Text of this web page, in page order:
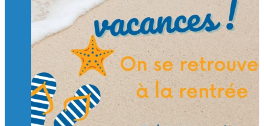
et contribuons ensemble à former les générations
d’ingénieurs de demain. 🙏
Merci à tous !
🎯 Taxe d’apprentissage 2026 : avec l'Isep, investissez pour
un numérique au service de l'humain !
À l’Isep, nous formons des ingénieurs, des bachelors, des
Mastères Spécialisés, qui allient excellence technologique et
valeurs humaines, au cœur de notre pro
...Voir plus
il y a 2 mois